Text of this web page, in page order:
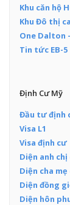
Khu căn hộ
Khu Đô thị
One Dalton
Tin tức EB-5
Định Cư Mỹ
Đầu tư định
Visa L1
Visa định cư
Diện anh chị
Diện cha mẹ
Diện đồng
Diện hôn